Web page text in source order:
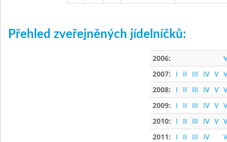
Přehled zveřejněných jídelníčků:
2006:
2007:
I II III IV V
2008:
I II III IV V
2009:
I II III IV V
2010:
I II III IV V
2011:
I II III IV